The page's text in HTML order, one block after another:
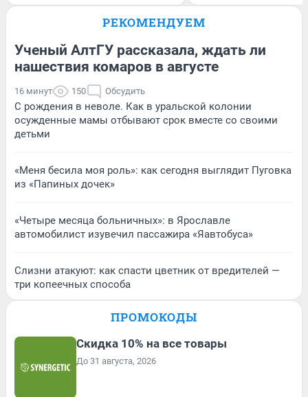
РЕКОМЕНДУЕМ
Ученый АлтГУ рассказала, ждать ли
нашествия комаров в августе
16 минут 150 Обсудить
С рождения в неволе. Как в уральской колонии
осужденные мамы отбывают срок вместе со своими
детьми
«Меня бесила моя роль»: как сегодня выглядит Пуговка
из «Папиных дочек»
«Четыре месяца больничных»: в Ярославле
автомобилист изувечил пассажира «Яавтобуса»
Слизни атакуют: как спасти цветник от вредителей —
три копеечных способа
ПРОМОКОДЫ
Скидка 10% на все товары
До 31 августа, 2026